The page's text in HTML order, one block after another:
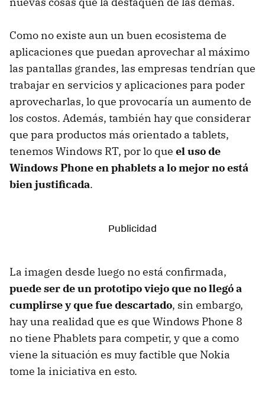
Como no existe aun un buen ecosistema de
aplicaciones que puedan aprovechar al máximo
las pantallas grandes, las empresas tendrían que
trabajar en servicios y aplicaciones para poder
aprovecharlas, lo que provocaría un aumento de
los costos. Además, también hay que considerar
que para productos más orientado a tablets,
tenemos Windows RT, por lo que el uso de
Windows Phone en phablets a lo mejor no está
bien justificada.
La imagen desde luego no está confirmada,
puede ser de un prototipo viejo que no llegó a
cumplirse y que fue descartado, sin embargo,
hay una realidad que es que Windows Phone 8
no tiene Phablets para competir, y que a como
viene la situación es muy factible que Nokia
tome la iniciativa en esto.